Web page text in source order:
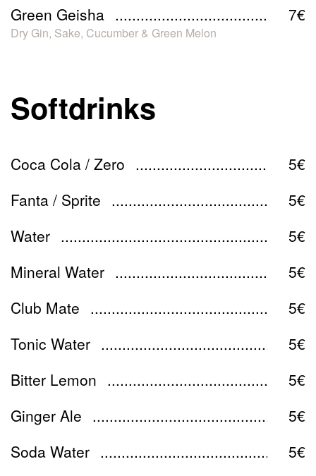
Green Geisha 7€
Dry Gin, Sake, Cucumber & Green Melon
Softdrinks
Coca Cola / Zero
5€
Fanta / Sprite
5€
Water
5€
Mineral Water
5€
Club Mate
5€
Tonic Water
5€
Bitter Lemon
5€
Ginger Ale
5€
Soda Water
5€